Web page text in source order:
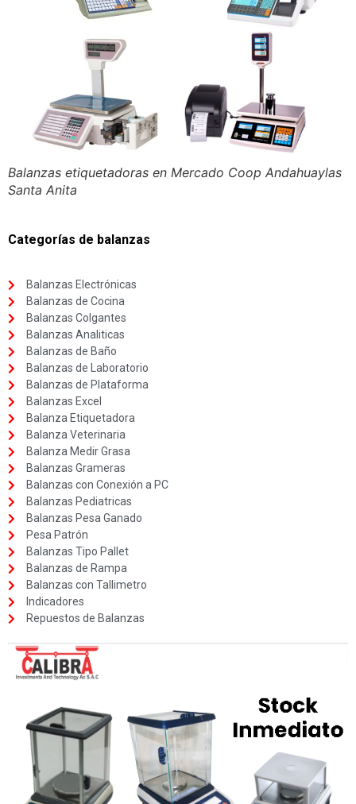
Balanzas etiquetadoras en Mercado Coop Andahuaylas
Santa Anita
Categorías de balanzas
Balanzas Electrónicas
Balanzas de Cocina
Balanzas Colgantes
Balanzas Analiticas
Balanzas de Baño
Balanzas de Laboratorio
Balanzas de Plataforma
Balanzas Excel
Balanza Etiquetadora
Balanza Veterinaria
Balanza Medir Grasa
Balanzas Grameras
Balanzas con Conexión a PC
Balanzas Pediatricas
Balanzas Pesa Ganado
Pesa Patrón
Balanzas Tipo Pallet
Balanzas de Rampa
Balanzas con Tallimetro
Indicadores
Repuestos de Balanzas